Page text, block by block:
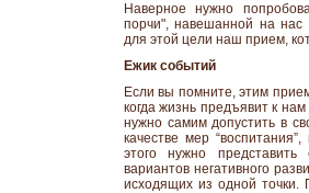
Наверное нужно
порчи", навешанной на
для этой цели наш прием,
Ежик событий
Если вы помните, этим
когда жизнь предъявит к
нужно самим допустить в
качестве мер
этого нужно
вариантов негативного
исходящих из одной точки.